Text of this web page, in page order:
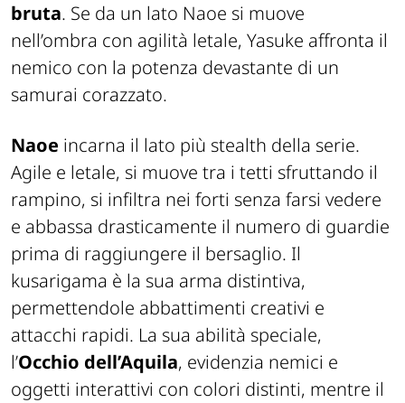
bruta. Se da un lato Naoe si muove
nell’ombra con agilità letale, Yasuke affronta il
nemico con la potenza devastante di un
samurai corazzato.
Naoe incarna il lato più stealth della serie.
Agile e letale, si muove tra i tetti sfruttando il
rampino, si infiltra nei forti senza farsi vedere
e abbassa drasticamente il numero di guardie
prima di raggiungere il bersaglio. Il
kusarigama è la sua arma distintiva,
permettendole abbattimenti creativi e
attacchi rapidi. La sua abilità speciale,
l’Occhio dell’Aquila, evidenzia nemici e
oggetti interattivi con colori distinti, mentre il